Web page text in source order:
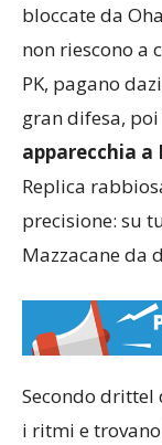
bloccate da
non riescono a
PK, pagano
gran difesa,
apparecchia a
Replica
precisione: su
Mazzacane da
Secondo drittel
i ritmi e